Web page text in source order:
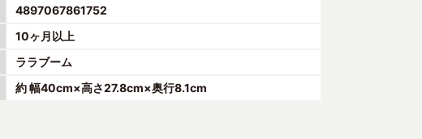
4897067861752
10ヶ月以上
ララブーム
約 幅40cm×高さ27.8cm×奥行8.1cm